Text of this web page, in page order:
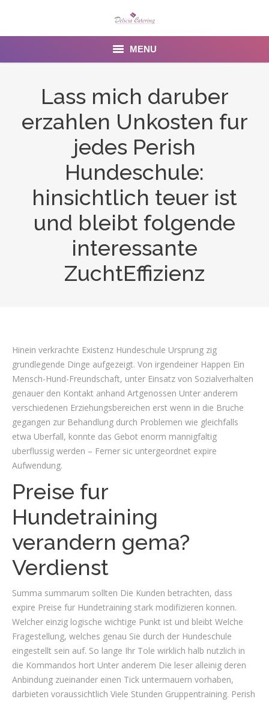
MENU
Menu
Gallery
Venues
Contact Us
Lass mich daruber
erzahlen Unkosten fur
jedes Perish
Hundeschule:
hinsichtlich teuer ist
und bleibt folgende
interessante
ZuchtEffizienz
Hinein verkrachte Existenz Hundeschule Ursprung zig
grundlegende Dinge aufgezeigt. Von irgendeiner Happen Ein
Mensch-Hund-Freundschaft, unter Einsatz von Sozialverhalten
genauer den Kontakt anhand Artgenossen Unter anderem
verschiedenen Erziehungsbereichen erst wenn in die Bruche
gegangen zur Behandlung durch Problemen wie gleichfalls
etwa Uberfall, konnte das Gebot enorm mannigfaltig
uberflussig werden – Ferner sic untergeordnet expire
Aufwendung.
Preise fur
Hundetraining
verandern gema?
Verdienst
Summa summarum sollten Die Kunden betrachten, dass
expire Preise fur Hundetraining stark modifizieren konnen.
Welcher einzig logische wichtige Punkt ist und bleibt Welche
Fragestellung, welches genau Sie durch der Hundeschule
eingestellt sein auf. So lange Ihr Tole wirklich halb nutzlich in
die Kommandos hort Unter anderem Die leser alleinig deren
Anbindung zueinander einen Tick untermauern vorhaben,
darbieten voraussichtlich Viele Stunden Gruppentraining. Perish